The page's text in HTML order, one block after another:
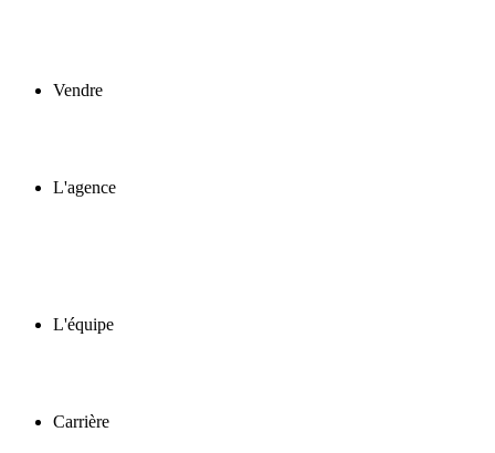
Vendre
L'agence
L'équipe
Carrière